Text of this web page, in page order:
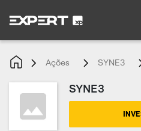
Ações SYNE3
SYNE3